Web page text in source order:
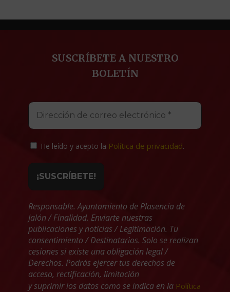
SUSCRÍBETE A NUESTRO
BOLETÍN
He leído y acepto la Política de privacidad.
Responsable. Ayuntamiento de Plasencia de
Jalón / Finalidad. Enviarte nuestras
publicaciones y noticias / Legitimación. Tu
consentimiento / Destinatarios. Solo se realizan
cesiones si existe una obligación legal /
Derechos. Podrás ejercer tus derechos de
acceso, rectificación, limitación
y suprimir los datos como se indica en la Política